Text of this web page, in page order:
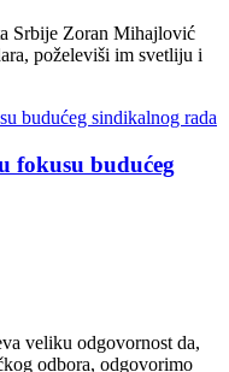
Srbije Zoran Mihajlović
poželeviši im svetliju i
fokusu budućeg
veliku odgovornost da,
odbora, odgovorimo